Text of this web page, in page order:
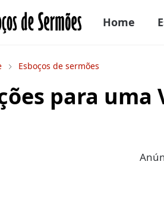
Home
Esboços de sermões
para uma